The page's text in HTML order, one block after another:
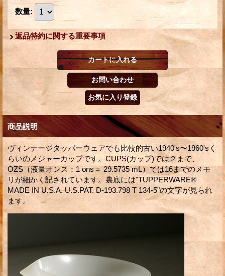
数量:
返品特約に関する重要事項
商品説明
ヴィンテージタッパーウェアでも比較的古い1940's〜1960'sく
らいのメジャーカップです。CUPS(カップ)では２まで、
OZS（液量オンス：1 ons＝ 29.5735 mL）では16までのメモ
リが細かく記されています。裏底には"TUPPERWARE®
MADE IN U.S.A. U.S.PAT. D-193.798 T 134-5"の文字が見られ
ます。